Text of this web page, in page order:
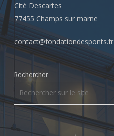
Cité Descartes
77455 Champs sur marne
contact@fondationdesponts.fr
Rechercher